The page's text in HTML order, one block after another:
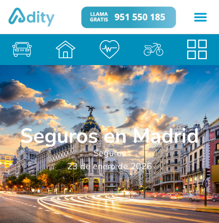
Seguros en Madrid
Seguros
23 de enero de 2026